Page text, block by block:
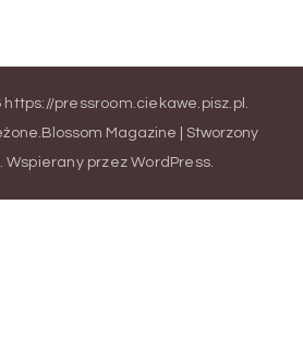
https://pressroom.ciekawe.pisz.pl .
Blossom Magazine | Stworzony
. Wspierany przezWordPress.